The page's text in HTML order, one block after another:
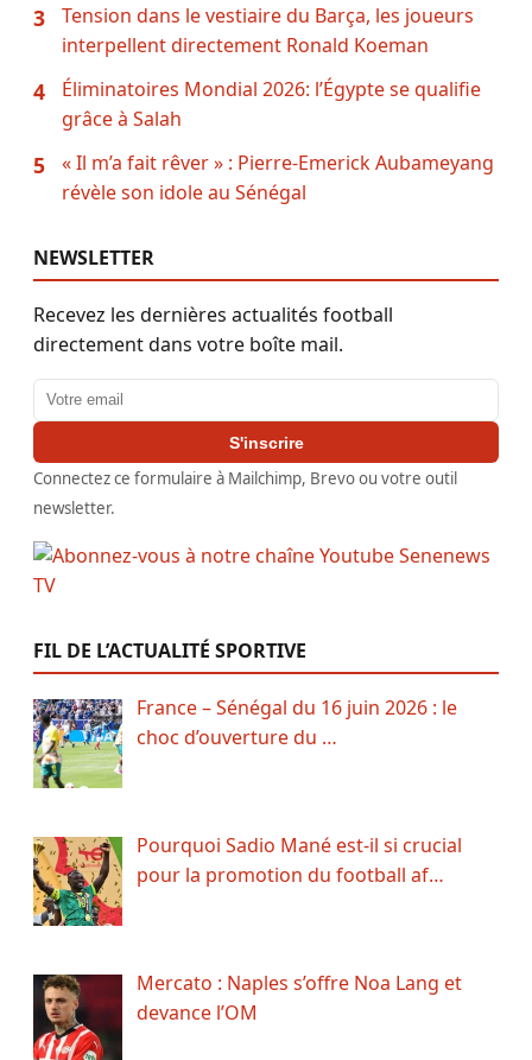
3
Tension dans le vestiaire du Barça, les joueurs
interpellent directement Ronald Koeman
4
Éliminatoires Mondial 2026: l’Égypte se qualifie
grâce à Salah
5
« Il m’a fait rêver » : Pierre-Emerick Aubameyang
révèle son idole au Sénégal
NEWSLETTER
Recevez les dernières actualités football
directement dans votre boîte mail.
Adresse email
S'inscrire
Connectez ce formulaire à Mailchimp, Brevo ou votre outil
newsletter.
FIL DE L’ACTUALITÉ SPORTIVE
France – Sénégal du 16 juin 2026 : le
choc d’ouverture du …
Pourquoi Sadio Mané est-il si crucial
pour la promotion du football af…
Mercato : Naples s’offre Noa Lang et
devance l’OM